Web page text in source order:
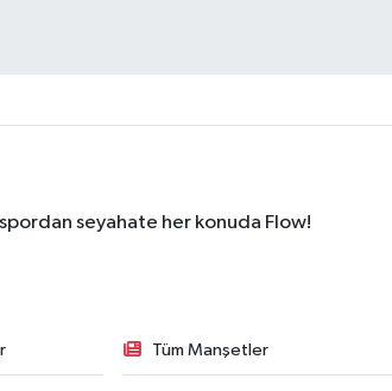
seyahate her konuda Flow!
Tüm Manşetler